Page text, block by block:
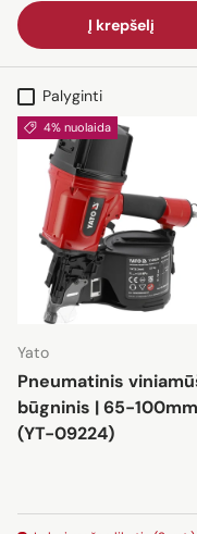
Į krepšelį
Palyginti
4% nuolaida
Yato
Pneumatinis
būgninis | 65-100mm
(YT-09224)